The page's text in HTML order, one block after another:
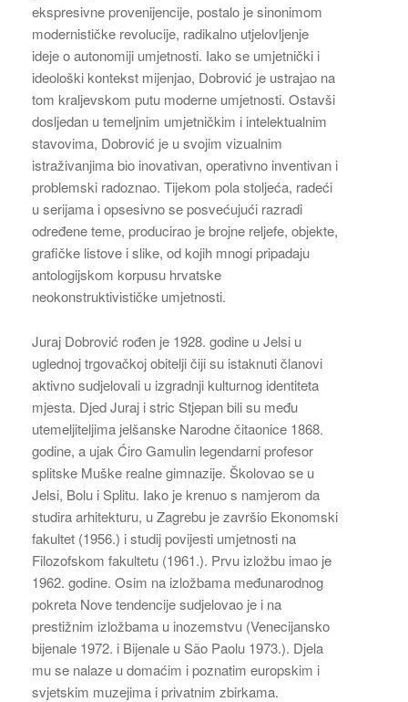
ekspresivne provenijencije, postalo je sinonimom
modernističke revolucije, radikalno utjelovljenje
ideje o autonomiji umjetnosti. Iako se umjetnički i
ideološki kontekst mijenjao, Dobrović je ustrajao na
tom kraljevskom putu moderne umjetnosti. Ostavši
dosljedan u temeljnim umjetničkim i intelektualnim
stavovima, Dobrović je u svojim vizualnim
istraživanjima bio inovativan, operativno inventivan i
problemski radoznao. Tijekom pola stoljeća, radeći
u serijama i opsesivno se posvećujući razradi
određene teme, producirao je brojne reljefe, objekte,
grafičke listove i slike, od kojih mnogi pripadaju
antologijskom korpusu hrvatske
neokonstruktivističke umjetnosti.
Juraj Dobrović rođen je 1928. godine u Jelsi u
uglednoj trgovačkoj obitelji čiji su istaknuti članovi
aktivno sudjelovali u izgradnji kulturnog identiteta
mjesta. Djed Juraj i stric Stjepan bili su među
utemeljiteljima jelšanske Narodne čitaonice 1868.
godine, a ujak Ćiro Gamulin legendarni profesor
splitske Muške realne gimnazije. Školovao se u
Jelsi, Bolu i Splitu. Iako je krenuo s namjerom da
studira arhitekturu, u Zagrebu je završio Ekonomski
fakultet (1956.) i studij povijesti umjetnosti na
Filozofskom fakultetu (1961.). Prvu izložbu imao je
1962. godine. Osim na izložbama međunarodnog
pokreta Nove tendencije sudjelovao je i na
prestižnim izložbama u inozemstvu (Venecijansko
bijenale 1972. i Bijenale u São Paolu 1973.). Djela
mu se nalaze u domaćim i poznatim europskim i
svjetskim muzejima i privatnim zbirkama.